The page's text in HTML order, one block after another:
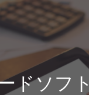
ドソフト